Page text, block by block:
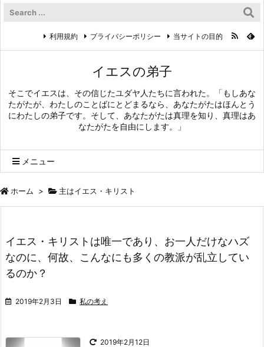
イエスの弟子
そこでイエスは、その信じたユダヤ人たちに言われた。「もしあな
たがたが、わたしのことばにとどまるなら、あなたがたはほんとう
にわたしの弟子です。そして、あなたがたは真理を知り、真理はあ
なたがたを自由にします。」
メニュー
利用規約 プライバシーポリシー 当サイトの目的
ホーム > 主はイエス・キリスト
イエス・キリストは唯一であり、お一人だけなハズ
なのに、何故、こんなにも多くの教派が乱立してい
るのか？
2019年2月3日 私の考え
2019年2月12日